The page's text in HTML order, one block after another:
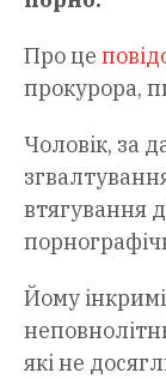
Про це
прокурора,
Чоловік, за
втягування
Йому
які не